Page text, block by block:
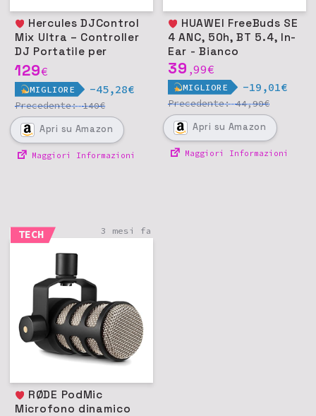
Mix Ultra – Controller
DJ Portatile per
Smartphone
(iOS/Android)
129€
MIGLIORE -45,28€
Precedente:140€
Apri su Amazon
Maggiori Informazioni
4 ANC, 50h, BT 5.4, In-
Ear - Bianco
39 ,99€
MIGLIORE -19,01€
Precedente:44,90€
Apri su Amazon
Maggiori Informazioni
TECH 3 mesi fa
Microfono dinamico